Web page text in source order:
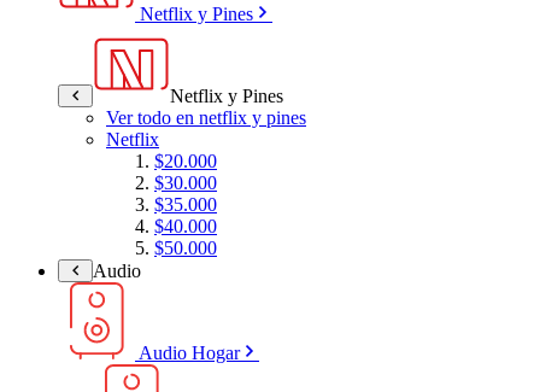
Netflix y Pines
Netflix y Pines
Ver todo en netflix y pines
Netflix
$20.000
$30.000
$35.000
$40.000
$50.000
Audio
Audio Hogar